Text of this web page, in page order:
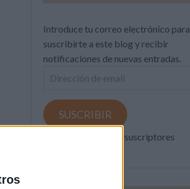
Introduce tu correo electrónico para
suscribirte a este blog y recibir
notificaciones de nuevas entradas.
Dirección
email
SUSCRIBIR
Únete a otros 371K suscriptores